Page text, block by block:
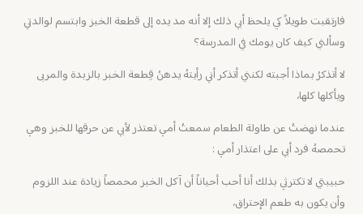
فارتقبت طويلاً كي يلحظ أبي ذلك إلا أنه مد يده إلى قطعة الخبز وابتسم لوالدتي
وسألني كيف كان يومك في المدرسة؟
لا أتذكرُ بماذا أجبته لكنني أتذكر أني رأيتهُ يدهنُ قِطعة الخبز بالزبدة والمربى
ويأكلها كلها،
عندما نهضتُ عن طاولة الطعام سمعتُ أمي تعتذر لأبي عن حرقها للخبز وهي
تحمصهُ فرد أبي على اعتذار أمي :
حبيبتي لا تكترثي بذلك أنا أحب أحياناً أن آكل الخبز محمصاً زيادة عند اللزوم
وأن يكون به طعم الإحتراق،